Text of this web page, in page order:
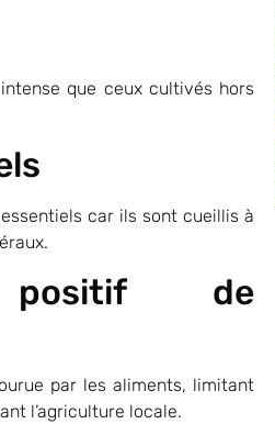
que ceux cultivés hors
car ils sont cueillis à
positif de
par les aliments, limitant
l’agriculture locale.